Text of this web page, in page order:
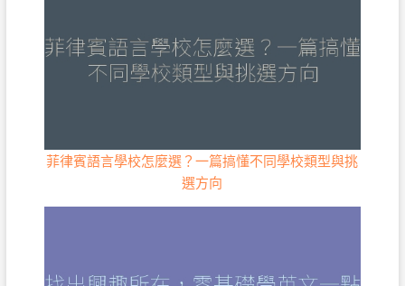
菲律賓語言學校怎麼選？一篇搞懂不同學校類型與挑
選方向